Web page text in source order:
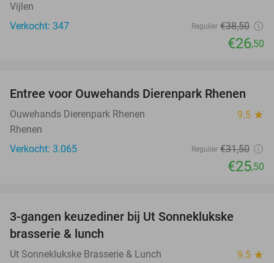
Vijlen
Verkocht: 347
Regulier €38,50
€26,50
19%
Entree voor Ouwehands Dierenpark Rhenen
Ouwehands Dierenpark Rhenen 9.5 star
Rhenen
Verkocht: 3.065
Regulier €31,50
€25,50
3-gangen keuzediner bij Ut Sonneklukske
brasserie & lunch
Ut Sonneklukske Brasserie & Lunch 9.5 star